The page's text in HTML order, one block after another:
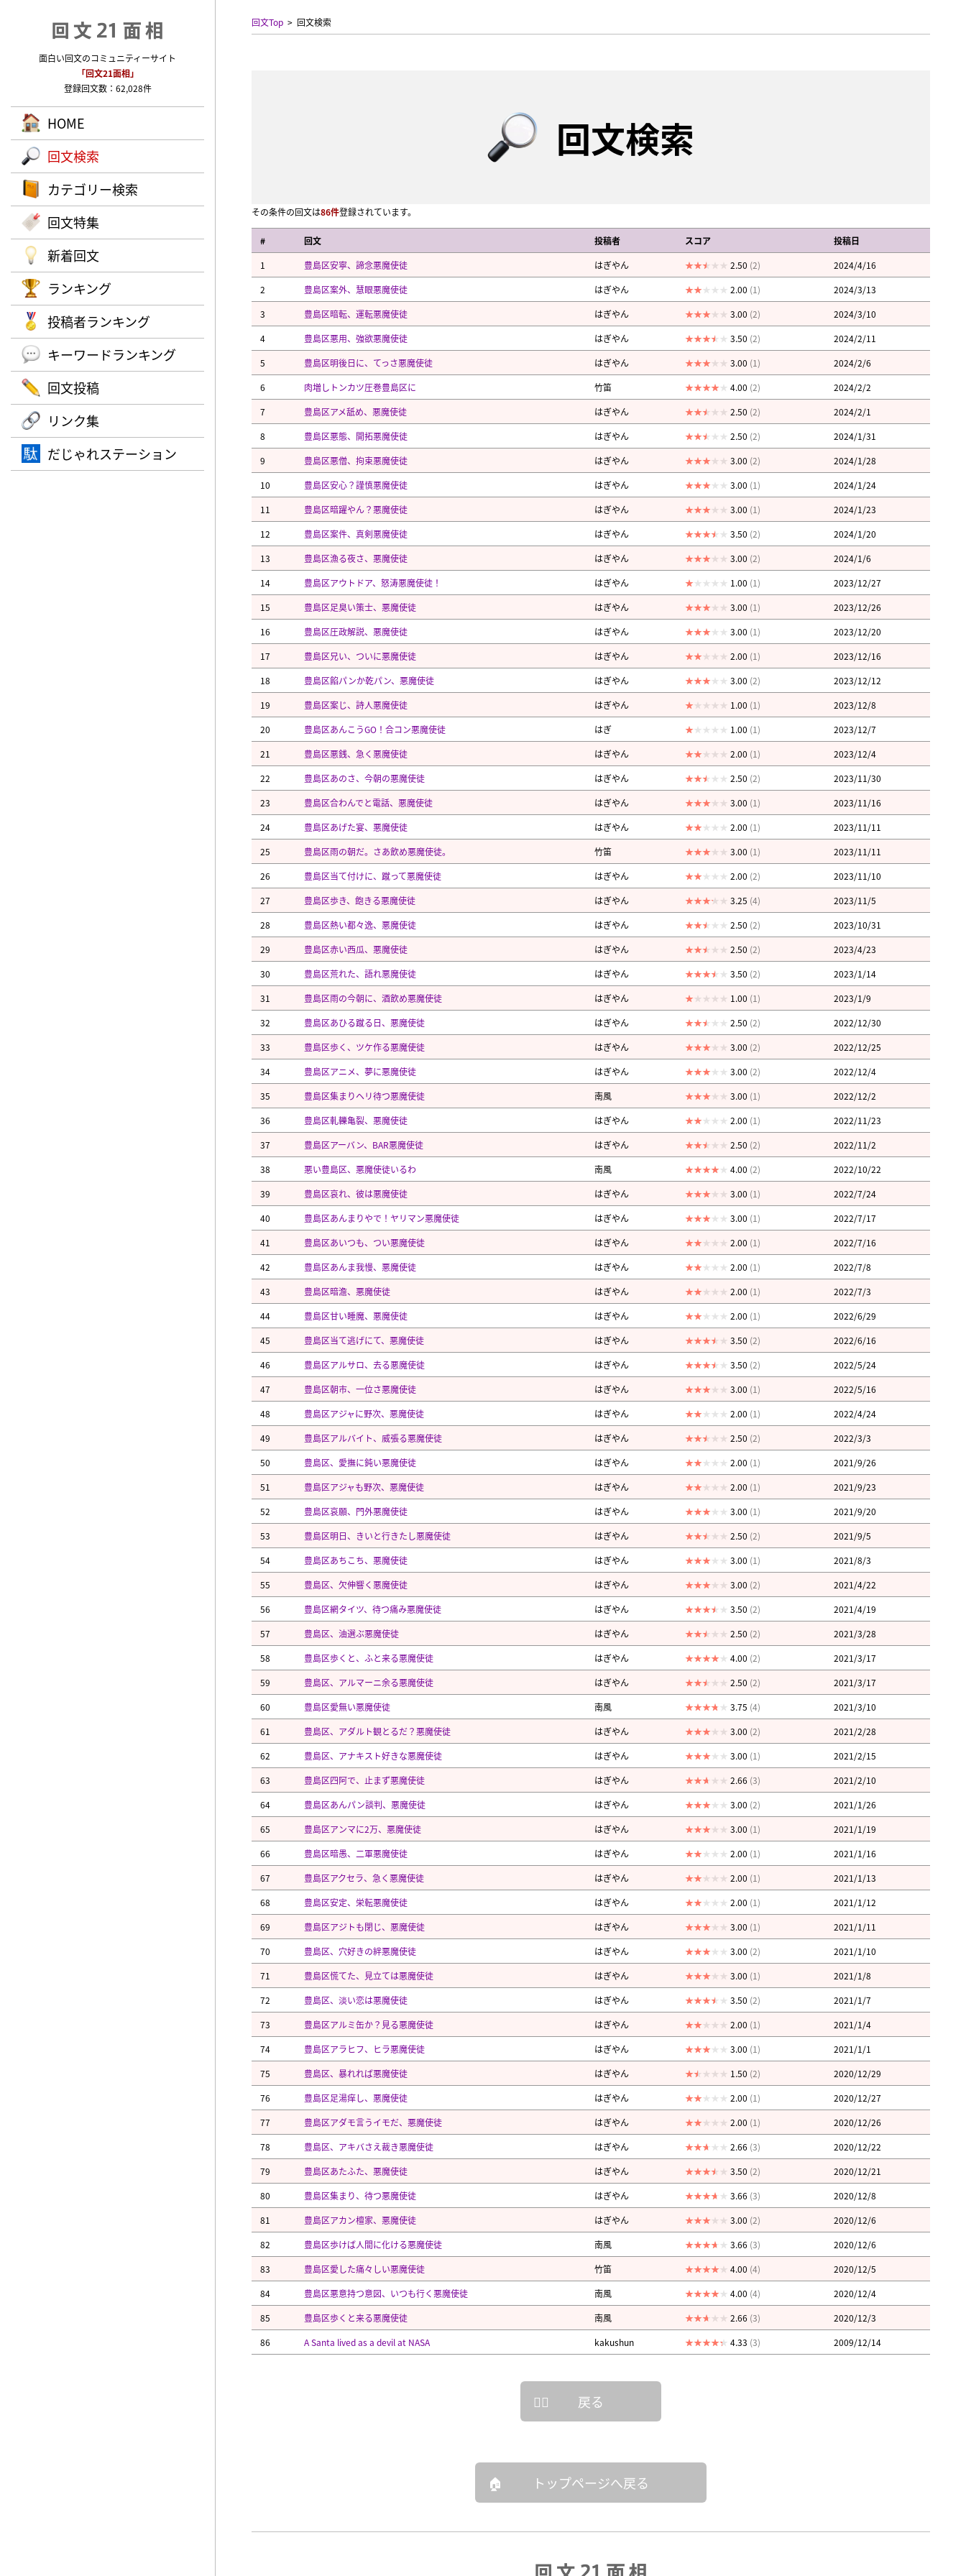
面白い回文のコミュニティーサイト
「回文21面相」
登録回文数：62,028件
HOME
回文検索
カテゴリー検索
回文特集
新着回文
ランキング
投稿者ランキング
キーワードランキング
回文投稿
リンク集
だじゃれステーション
回文Top 回文検索
回文検索
その条件の回文は86件登録されています。
# 回文 投稿者 スコア
投稿日
1
豊島区安寧、諦念悪魔使徒 はぎやん 2.50 (2)
2024/4/16
2
豊島区案外、慧眼悪魔使徒 はぎやん 2.00 (1)
2024/3/13
3
豊島区暗転、運転悪魔使徒 はぎやん 3.00 (2)
2024/3/10
4
豊島区悪用、強欲悪魔使徒 はぎやん 3.50 (2)
2024/2/11
5
豊島区明後日に、てっさ悪魔使徒 はぎやん 3.00 (1)
2024/2/6
6
肉増しトンカツ圧巻豊島区に 竹笛 4.00 (2)
2024/2/2
7
豊島区アメ舐め、悪魔使徒 はぎやん 2.50 (2)
2024/2/1
8
豊島区悪態、開拓悪魔使徒 はぎやん 2.50 (2)
2024/1/31
9
豊島区悪僧、拘束悪魔使徒 はぎやん 3.00 (2)
2024/1/28
10
豊島区安心？謹慎悪魔使徒 はぎやん 3.00 (1)
2024/1/24
11
豊島区暗躍やん？悪魔使徒 はぎやん 3.00 (1)
2024/1/23
12
豊島区案件、真剣悪魔使徒 はぎやん 3.50 (2)
2024/1/20
13
豊島区漁る夜さ、悪魔使徒 はぎやん 3.00 (2)
2024/1/6
14
豊島区アウトドア、怒涛悪魔使徒！ はぎやん 1.00 (1)
2023/12/27
15
豊島区足臭い策士、悪魔使徒 はぎやん 3.00 (1)
2023/12/26
16
豊島区圧政解説、悪魔使徒 はぎやん 3.00 (1)
2023/12/20
17
豊島区兄い、ついに悪魔使徒 はぎやん 2.00 (1)
2023/12/16
18
豊島区餡パンか乾パン、悪魔使徒 はぎやん 3.00 (2)
2023/12/12
19
豊島区案じ、詩人悪魔使徒 はぎやん 1.00 (1)
2023/12/8
20
豊島区あんこうGO！合コン悪魔使徒 はぎ 1.00 (1)
2023/12/7
21
豊島区悪銭、急く悪魔使徒 はぎやん 2.00 (1)
2023/12/4
22
豊島区あのさ、今朝の悪魔使徒 はぎやん 2.50 (2)
2023/11/30
23
豊島区合わんでと電話、悪魔使徒 はぎやん 3.00 (1)
2023/11/16
24
豊島区あげた宴、悪魔使徒 はぎやん 2.00 (1)
2023/11/11
25
豊島区雨の朝だ。さあ飲め悪魔使徒。 竹笛 3.00 (1)
2023/11/11
26
豊島区当て付けに、蹴って悪魔使徒 はぎやん 2.00 (2)
2023/11/10
27
豊島区歩き、飽きる悪魔使徒 はぎやん 3.25 (4)
2023/11/5
28
豊島区熱い都々逸、悪魔使徒 はぎやん 2.50 (2)
2023/10/31
29
豊島区赤い西瓜、悪魔使徒 はぎやん 2.50 (2)
2023/4/23
30
豊島区荒れた、語れ悪魔使徒 はぎやん 3.50 (2)
2023/1/14
31
豊島区雨の今朝に、酒飲め悪魔使徒 はぎやん 1.00 (1)
2023/1/9
32
豊島区あひる蹴る日、悪魔使徒 はぎやん 2.50 (2)
2022/12/30
33
豊島区歩く、ツケ作る悪魔使徒 はぎやん 3.00 (2)
2022/12/25
34
豊島区アニメ、夢に悪魔使徒 はぎやん 3.00 (2)
2022/12/4
35
豊島区集まりヘリ待つ悪魔使徒 南風 3.00 (1)
2022/12/2
36
豊島区軋轢亀裂、悪魔使徒 はぎやん 2.00 (1)
2022/11/23
37
豊島区アーバン、BAR悪魔使徒 はぎやん 2.50 (2)
2022/11/2
38
悪い豊島区、悪魔使徒いるわ 南風 4.00 (2)
2022/10/22
39
豊島区哀れ、彼は悪魔使徒 はぎやん 3.00 (1)
2022/7/24
40
豊島区あんまりやで！ヤリマン悪魔使徒 はぎやん 3.00 (1)
2022/7/17
41
豊島区あいつも、つい悪魔使徒 はぎやん 2.00 (1)
2022/7/16
42
豊島区あんま我慢、悪魔使徒 はぎやん 2.00 (1)
2022/7/8
43
豊島区暗澹、悪魔使徒 はぎやん 2.00 (1)
2022/7/3
44
豊島区甘い睡魔、悪魔使徒 はぎやん 2.00 (1)
2022/6/29
45
豊島区当て逃げにて、悪魔使徒 はぎやん 3.50 (2)
2022/6/16
46
豊島区アルサロ、去る悪魔使徒 はぎやん 3.50 (2)
2022/5/24
47
豊島区朝市、一位さ悪魔使徒 はぎやん 3.00 (1)
2022/5/16
48
豊島区アジャに野次、悪魔使徒 はぎやん 2.00 (1)
2022/4/24
49
豊島区アルバイト、威張る悪魔使徒 はぎやん 2.50 (2)
2022/3/3
50
豊島区、愛撫に鈍い悪魔使徒 はぎやん 2.00 (1)
2021/9/26
51
豊島区アジャも野次、悪魔使徒 はぎやん 2.00 (1)
2021/9/23
52
豊島区哀願、門外悪魔使徒 はぎやん 3.00 (1)
2021/9/20
53
豊島区明日、きいと行きたし悪魔使徒 はぎやん 2.50 (2)
2021/9/5
54
豊島区あちこち、悪魔使徒 はぎやん 3.00 (1)
2021/8/3
55
豊島区、欠伸響く悪魔使徒 はぎやん 3.00 (2)
2021/4/22
56
豊島区網タイツ、待つ痛み悪魔使徒 はぎやん 3.50 (2)
2021/4/19
57
豊島区、油選ぶ悪魔使徒 はぎやん 2.50 (2)
2021/3/28
58
豊島区歩くと、ふと来る悪魔使徒 はぎやん 4.00 (2)
2021/3/17
59
豊島区、アルマーニ余る悪魔使徒 はぎやん 2.50 (2)
2021/3/17
60
豊島区愛無い悪魔使徒 南風 3.75 (4)
2021/3/10
61
豊島区、アダルト観とるだ？悪魔使徒 はぎやん 3.00 (2)
2021/2/28
62
豊島区、アナキスト好きな悪魔使徒 はぎやん 3.00 (1)
2021/2/15
63
豊島区四阿で、止まず悪魔使徒 はぎやん 2.66 (3)
2021/2/10
64
豊島区あんパン談判、悪魔使徒 はぎやん 3.00 (2)
2021/1/26
65
豊島区アンマに2万、悪魔使徒 はぎやん 3.00 (1)
2021/1/19
66
豊島区暗愚、二軍悪魔使徒 はぎやん 2.00 (1)
2021/1/16
67
豊島区アクセラ、急く悪魔使徒 はぎやん 2.00 (1)
2021/1/13
68
豊島区安定、栄転悪魔使徒 はぎやん 2.00 (1)
2021/1/12
69
豊島区アジトも閉じ、悪魔使徒 はぎやん 3.00 (1)
2021/1/11
70
豊島区、穴好きの絆悪魔使徒 はぎやん 3.00 (2)
2021/1/10
71
豊島区慌てた、見立ては悪魔使徒 はぎやん 3.00 (1)
2021/1/8
72
豊島区、淡い恋は悪魔使徒 はぎやん 3.50 (2)
2021/1/7
73
豊島区アルミ缶か？見る悪魔使徒 はぎやん 2.00 (1)
2021/1/4
74
豊島区アラヒフ、ヒラ悪魔使徒 はぎやん 3.00 (1)
2021/1/1
75
豊島区、暴れれば悪魔使徒 はぎやん 1.50 (2)
2020/12/29
76
豊島区足湯痒し、悪魔使徒 はぎやん 2.00 (1)
2020/12/27
77
豊島区アダモ言うイモだ、悪魔使徒 はぎやん 2.00 (1)
2020/12/26
78
豊島区、アキバさえ裁き悪魔使徒 はぎやん 2.66 (3)
2020/12/22
79
豊島区あたふた、悪魔使徒 はぎやん 3.50 (2)
2020/12/21
80
豊島区集まり、待つ悪魔使徒 はぎやん 3.66 (3)
2020/12/8
81
豊島区アカン檀家、悪魔使徒 はぎやん 3.00 (2)
2020/12/6
82
豊島区歩けば人間に化ける悪魔使徒 南風 3.66 (3)
2020/12/6
83
豊島区愛した痛々しい悪魔使徒 竹笛 4.00 (4)
2020/12/5
84
豊島区悪意持つ意図、いつも行く悪魔使徒 南風 4.00 (4)
2020/12/4
85
豊島区歩くと来る悪魔使徒 南風 2.66 (3)
2020/12/3
86
A Santa lived as a devil at NASA kakushun 4.33 (3) 2009/12/14
戻る
トップページへ戻る